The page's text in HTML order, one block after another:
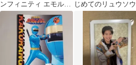
ンフィニティ エモルギ
ア 合言葉キャンペーン
非売品
じめてのリュウソ